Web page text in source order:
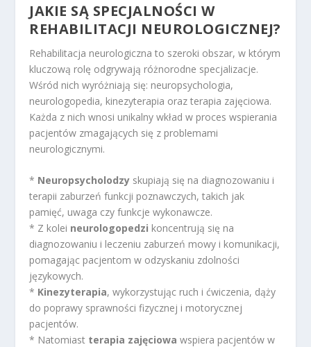
JAKIE SĄ SPECJALNOŚCI W
REHABILITACJI NEUROLOGICZNEJ?
Rehabilitacja neurologiczna to szeroki obszar, w którym
kluczową rolę odgrywają różnorodne specjalizacje.
Wśród nich wyróżniają się: neuropsychologia,
neurologopedia, kinezyterapia oraz terapia zajęciowa.
Każda z nich wnosi unikalny wkład w proces wspierania
pacjentów zmagających się z problemami
neurologicznymi.
* Neuropsycholodzy skupiają się na diagnozowaniu i
terapii zaburzeń funkcji poznawczych, takich jak
pamięć, uwaga czy funkcje wykonawcze.
* Z kolei neurologopedzi koncentrują się na
diagnozowaniu i leczeniu zaburzeń mowy i komunikacji,
pomagając pacjentom w odzyskaniu zdolności
językowych.
* Kinezyterapia, wykorzystując ruch i ćwiczenia, dąży
do poprawy sprawności fizycznej i motorycznej
pacjentów.
* Natomiast terapia zajęciowa wspiera pacjentów w